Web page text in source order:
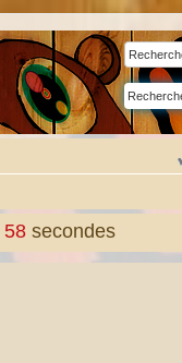
59 secondes